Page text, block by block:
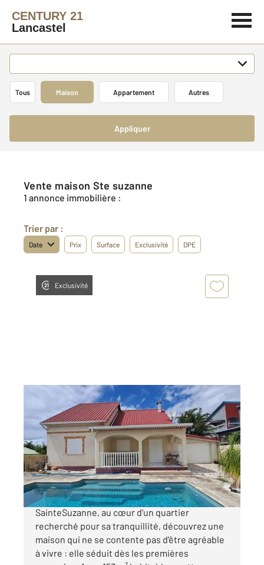
CENTURY 21
Lancastel
Tous Maison Appartement Autres
Appliquer
Vente maison Ste suzanne
1 annonce immobilière :
Trier par :
Date Prix Surface Exclusivité DPE
Exclusivité
STE SUZANNE 974
152,70 m2, 6 pièces
Ref : 14888
Maison à vendre
399 500 €
Maison à SainteSuzanne, quartier calme À
SainteSuzanne, au cœur d'un quartier
recherché pour sa tranquillité, découvrez une
maison qui ne se contente pas d'être agréable
à vivre : elle séduit dès les premières